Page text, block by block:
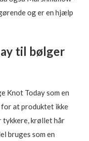
og er en hjælp
til bølger
Knot Today som en
for at produktet ikke
tykkere, krøllet hår
bruges som en